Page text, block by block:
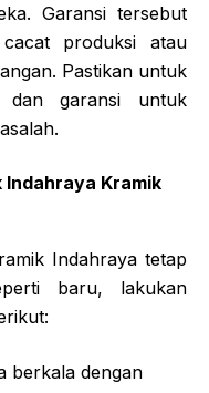
Garansi tersebut
produksi atau
Pastikan untuk
dan garansi untuk
Kramik
Indahraya tetap
baru, lakukan
berkala dengan